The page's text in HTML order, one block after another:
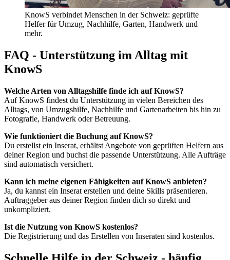
KnowS verbindet Menschen in der Schweiz: geprüfte
Helfer für Umzug, Nachhilfe, Garten, Handwerk und
mehr.
FAQ - Unterstützung im Alltag mit
KnowS
Welche Arten von Alltagshilfe finde ich auf KnowS?
Auf KnowS findest du Unterstützung in vielen Bereichen des
Alltags, von Umzugshilfe, Nachhilfe und Gartenarbeiten bis hin zu
Fotografie, Handwerk oder Betreuung.
Wie funktioniert die Buchung auf KnowS?
Du erstellst ein Inserat, erhältst Angebote von geprüften Helfern aus
deiner Region und buchst die passende Unterstützung. Alle Aufträge
sind automatisch versichert.
Kann ich meine eigenen Fähigkeiten auf KnowS anbieten?
Ja, du kannst ein Inserat erstellen und deine Skills präsentieren.
Auftraggeber aus deiner Region finden dich so direkt und
unkompliziert.
Ist die Nutzung von KnowS kostenlos?
Die Registrierung und das Erstellen von Inseraten sind kostenlos.